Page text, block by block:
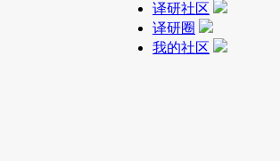
译研社区
译研圈
我的社区